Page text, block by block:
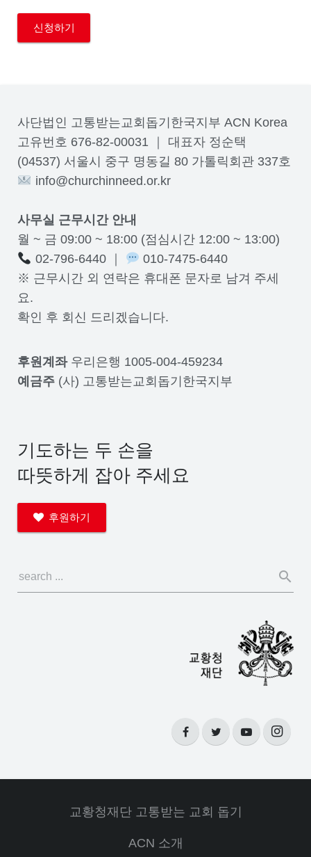
사단법인 고통받는교회돕기한국지부 ACN Korea
고유번호 676-82-00031 ｜ 대표자 정순택
(04537) 서울시 중구 명동길 80 가톨릭회관 337호
info@churchinneed.or.kr
사무실 근무시간 안내
월 ~ 금 09:00 ~ 18:00 (점심시간 12:00 ~ 13:00)
02-796-6440 ｜
010-7475-6440
※ 근무시간 외 연락은 휴대폰 문자로 남겨 주세
요.
확인 후 회신 드리겠습니다.
후원계좌우리은행 1005-004-459234
예금주 (사) 고통받는교회돕기한국지부
기도하는 두 손을
따뜻하게 잡아 주세요
후원하기
교황청재단 고통받는 교회 돕기
ACN 소개